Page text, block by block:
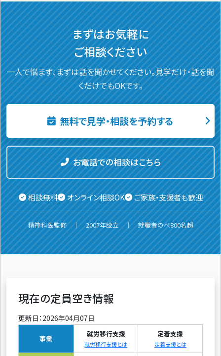
まずはお気軽に
ご相談ください
一人で悩まず、まずは話を聞かせてください。見学だけ・話を聞
くだけでもOKです。
無料で見学・相談を予約する
お電話での相談はこちら
相談無料 オンライン相談OK ご家族・支援者も歓迎
精神科医監修 ｜ 2007年設立 ｜ 就職者のべ800名超
現在の定員空き情報
更新日：2026年04月07日
事業
就労移行支援
就労移行支援とは
定着支援
定着支援とは